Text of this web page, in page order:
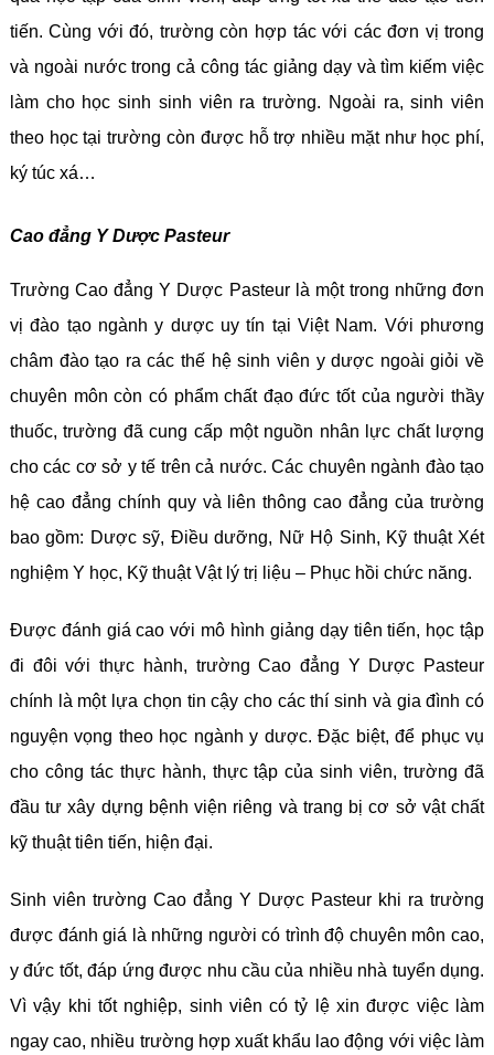
tiến. Cùng với đó, trường còn hợp tác với các đơn vị trong
và ngoài nước trong cả công tác giảng dạy và tìm kiếm việc
làm cho học sinh sinh viên ra trường. Ngoài ra, sinh viên
theo học tại trường còn được hỗ trợ nhiều mặt như học phí,
ký túc xá…
Cao đẳng Y Dược Pasteur
Trường Cao đẳng Y Dược Pasteur là một trong những đơn
vị đào tạo ngành y dược uy tín tại Việt Nam. Với phương
châm đào tạo ra các thế hệ sinh viên y dược ngoài giỏi về
chuyên môn còn có phẩm chất đạo đức tốt của người thầy
thuốc, trường đã cung cấp một nguồn nhân lực chất lượng
cho các cơ sở y tế trên cả nước. Các chuyên ngành đào tạo
hệ cao đẳng chính quy và liên thông cao đẳng của trường
bao gồm: Dược sỹ, Điều dưỡng, Nữ Hộ Sinh, Kỹ thuật Xét
nghiệm Y học, Kỹ thuật Vật lý trị liệu – Phục hồi chức năng.
Được đánh giá cao với mô hình giảng dạy tiên tiến, học tập
đi đôi với thực hành, trường Cao đẳng Y Dược Pasteur
chính là một lựa chọn tin cậy cho các thí sinh và gia đình có
nguyện vọng theo học ngành y dược. Đặc biệt, để phục vụ
cho công tác thực hành, thực tập của sinh viên, trường đã
đầu tư xây dựng bệnh viện riêng và trang bị cơ sở vật chất
kỹ thuật tiên tiến, hiện đại.
Sinh viên trường Cao đẳng Y Dược Pasteur khi ra trường
được đánh giá là những người có trình độ chuyên môn cao,
y đức tốt, đáp ứng được nhu cầu của nhiều nhà tuyển dụng.
Vì vậy khi tốt nghiệp, sinh viên có tỷ lệ xin được việc làm
ngay cao, nhiều trường hợp xuất khẩu lao động với việc làm